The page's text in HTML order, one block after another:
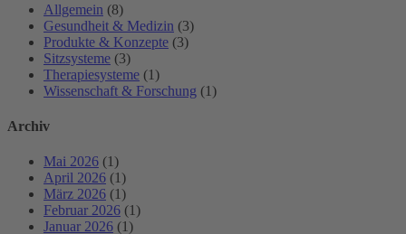
Allgemein (8)
Gesundheit & Medizin (3)
Produkte & Konzepte (3)
Sitzsysteme (3)
Therapiesysteme (1)
Wissenschaft & Forschung (1)
Archiv
Mai 2026 (1)
April 2026 (1)
März 2026 (1)
Februar 2026 (1)
Januar 2026 (1)